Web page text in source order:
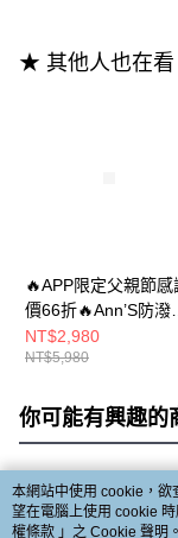
★ 其他人也在看
🔥APP限定父親節感
價66折🔥Ann’S防潑
材質 顏值天花板~超顯
腿長素面厚底及膝長
NT$2,980
NT$5,980
你可能有興趣的
熱門標籤
本網站中使用 cookie，欲
望在電腦上使用 cookie
權條款 」之 Cookie 聲明